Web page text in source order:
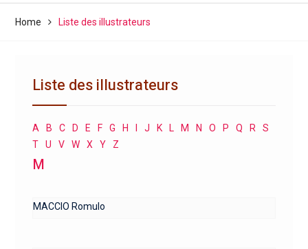
Home Liste des illustrateurs
Liste des illustrateurs
A B C D E F G H J K L M N O P Q R
S
T
U V W X Y Z
M
MACCIO Romulo